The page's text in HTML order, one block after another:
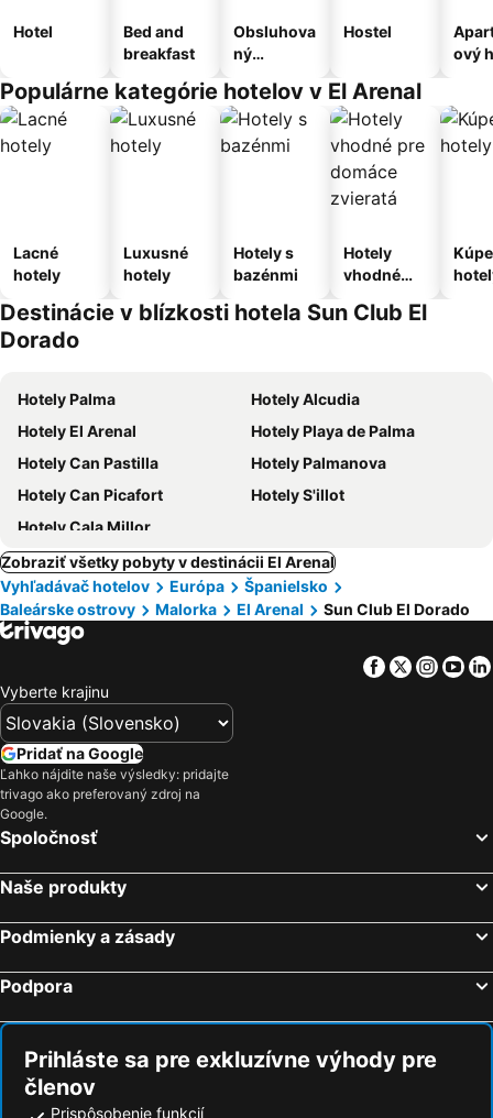
Hotel
Bed and
breakfast
Obsluhova
ný
Hostel
ový
Populárne kategórie hotelov v El Arenal
Lacné
hotely
Luxusné
hotely
Hotely s
bazénmi
Hotely
vhodné
domáce
Destinácie v blízkosti hotela Sun Club El
Dorado
Hotely Palma
Hotely Alcudia
Hotely El Arenal
Hotely Playa de Palma
Hotely Can Pastilla
Hotely Palmanova
Hotely Can Picafort
Hotely S'illot
Hotely Cala Millor
Zobraziť všetky pobyty v destinácii El Arenal
Vyhľadávač hotelov
Európa
Španielsko
Baleárske ostrovy
Malorka El Arenal Sun Club El Dorado
Facebook
Twitter
Vyberte krajinu
Pridať na Google
Ľahko nájdite naše výsledky: pridajte
trivago ako preferovaný zdroj na
Google.
Spoločnosť
Naše produkty
Podmienky a zásady
Podpora
Prihláste sa pre exkluzívne výhody pre
členov
Prispôsobenie funkcií